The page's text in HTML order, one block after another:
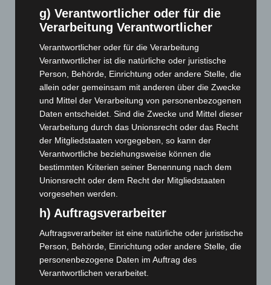
August 2025(90)
Juli 2025(90)
Juni 2025(103)
Mai 2025(112)
April 2025 (88)
März 2025(111)
Februar 2025(96)
Januar 2025(88)
Dezember 2024(89)
November 2024 (94)
Oktober 2024(93)
September 2024(112)
August 2024
Juli 2024(89)
Juni 2024(107)
g) Verantwortlicher oder für die
Verarbeitung Verantwortlicher
Verantwortlicher oder für die Verarbeitung
Verantwortlicher ist die natürliche oder juristische
Person, Behörde, Einrichtung oder andere Stelle, die
allein oder gemeinsam mit anderen über die Zwecke
und Mittel der Verarbeitung von personenbezogenen
Daten entscheidet. Sind die Zwecke und Mittel dieser
Verarbeitung durch das Unionsrecht oder das Recht
der Mitgliedstaaten vorgegeben, so kann der
Verantwortliche beziehungsweise können die
bestimmten Kriterien seiner Benennung nach dem
Unionsrecht oder dem Recht der Mitgliedstaaten
vorgesehen werden.
h) Auftragsverarbeiter
Auftragsverarbeiter ist eine natürliche oder juristische
Person, Behörde, Einrichtung oder andere Stelle, die
personenbezogene Daten im Auftrag des
Verantwortlichen verarbeitet.